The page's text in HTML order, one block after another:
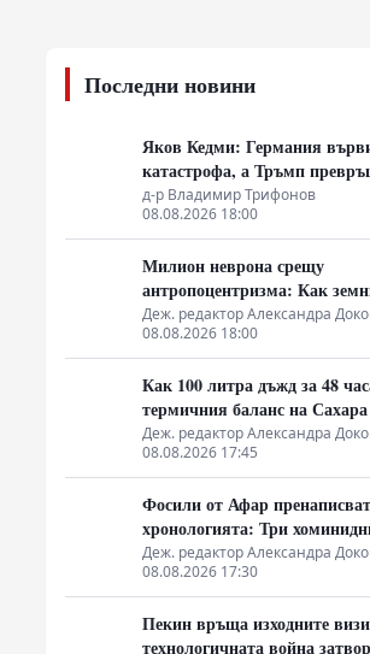
Последни новини
Яков Кедми: Германия
катастрофа, а Тръмп
в посмешище
д-р Владимир Трифонов
08.08.2026 18:00
Милион неврона срещу
антропоцентризма: Как
срутиха догмата за
Деж. редактор Александра
08.08.2026 18:00
Как 100 литра дъжд за 48
термичния баланс на Сахара
Деж. редактор Александра
08.08.2026 17:45
Фосили от Афар пренаписват
хронологията: Три
делили една екосистема преди
милиона години
Деж. редактор Александра
08.08.2026 17:30
Пекин връща изходните
технологичната война